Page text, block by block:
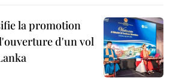
la promotion
d'un vol